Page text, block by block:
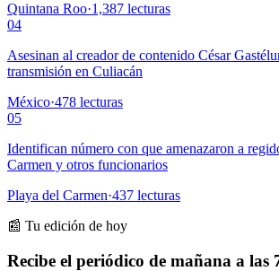
Quintana Roo·1,387 lecturas
04
Asesinan al creador de contenido César
transmisión en Culiacán
México·478 lecturas
05
Identifican número con que amenazaron a
Carmen y otros funcionarios
Playa del Carmen·437 lecturas
📰 Tu edición de hoy
Recibe el periódico de mañana a las